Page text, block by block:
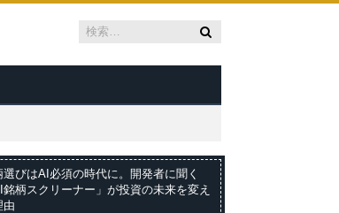
選びはAI必須の時代に。開発者に聞く
銘柄スクリーナー」が投資の未来を変え
由